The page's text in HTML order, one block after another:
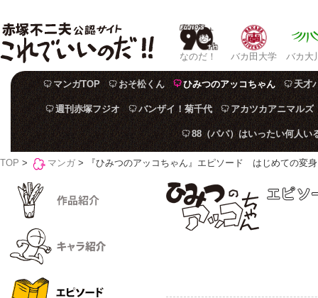
なのだ！ バカ田大学 バカ大
マンガTOP おそ松くん ひみつのアッコちゃん 天才
週刊赤塚フジオ バンザイ！菊千代 アカツカアニマルズ
88（パパ）はいったい何人い
TOP > マンガ > 『ひみつのアッコちゃん』エピソード はじめての変身